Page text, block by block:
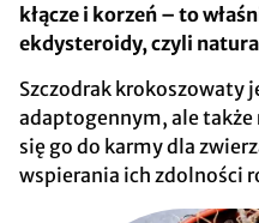
kłącze i korzeń – to
ekdysteroidy, czyli
Szczodrak krokoszowaty
adaptogennym, ale
się go do karmy dla
wspierania ich zdolności